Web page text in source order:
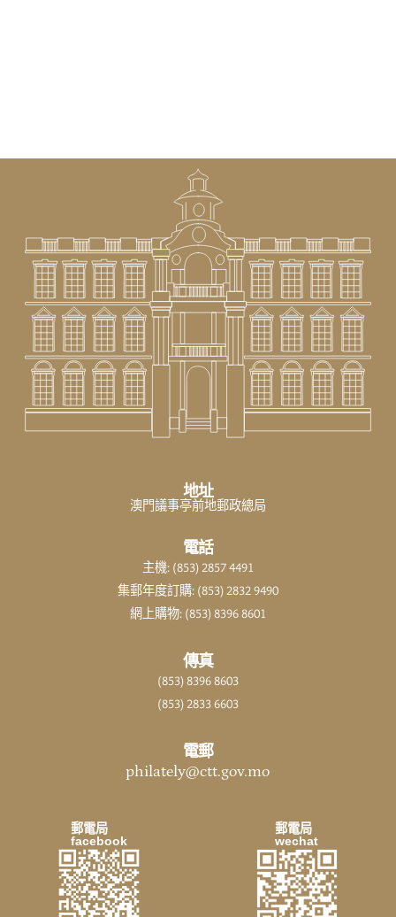
郵電局
facebook
郵電局
wechat
地址
澳門議事亭前地郵政總局
電話
主機: (853) 2857 4491
集郵年度訂購: (853) 2832 9490
網上購物: (853) 8396 8601
傳真
(853) 8396 8603
(853) 2833 6603
電郵
philately@ctt.gov.mo